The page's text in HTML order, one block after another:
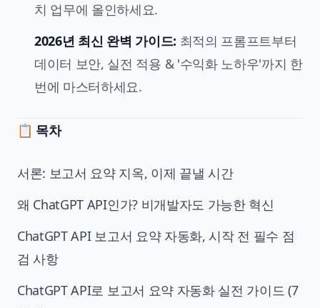
치 업무에 올인하세요.
2026년 최신 완벽 가이드: 최적의 프롬프트부터
데이터 보안, 실전 적용 & '수익화 노하우'까지 한
번에 마스터하세요.
📋 목차
서론: 보고서 요약 지옥, 이제 끝낼 시간
왜 ChatGPT API인가? 비개발자도 가능한 혁신
ChatGPT API 보고서 요약 자동화, 시작 전 필수 점
검 사항
ChatGPT API로 보고서 요약 자동화 실전 가이드 (7